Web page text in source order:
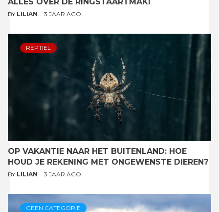
BY LILIAN 3 JAAR AGO
REPTIEL
OP VAKANTIE NAAR HET BUITENLAND: HOE
HOUD JE REKENING MET ONGEWENSTE DIEREN?
BY LILIAN 3 JAAR AGO
GEEN CATEGORIE